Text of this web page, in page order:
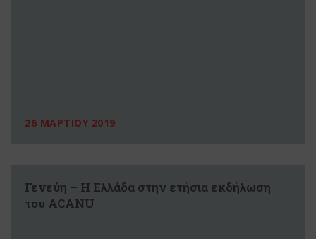
26 ΜΑΡΤΙΟΥ 2019
Γενεύη – Η Ελλάδα στην ετήσια εκδήλωση
του ACANU